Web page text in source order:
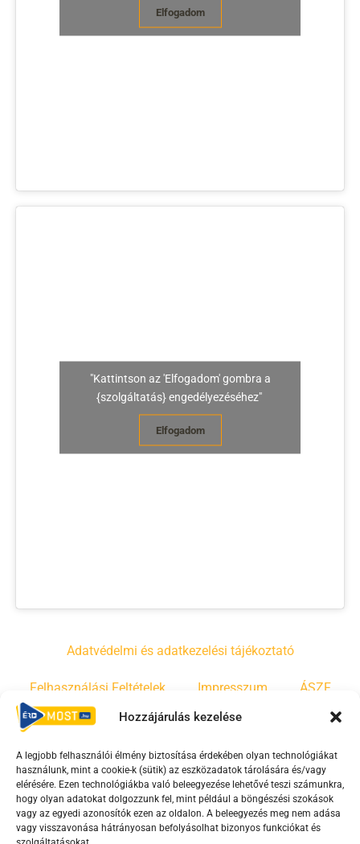
Hozzájárulás kezelése
A legjobb felhasználói élmény biztosítása érdekében olyan technológiákat
használunk, mint a cookie-k (sütik) az eszközadatok tárolására és/vagy
elérésére. Ezen technológiákba való beleegyezése lehetővé teszi számunkra,
hogy olyan adatokat dolgozzunk fel, mint például a böngészési szokások
vagy az egyedi azonosítók ezen az oldalon. A beleegyezés meg nem adása
vagy visszavonása hátrányosan befolyásolhat bizonyos funkciókat és
Elfogadom
"Kattintson az 'Elfogadom' gombra a
{szolgáltatás} engedélyezéséhez"
Elfogadom
Adatvédelmi és adatkezelési tájékoztató
Felhasználási Feltételek Impresszum ÁSZF
Irányelvek Moderálási szabályzat
F
a
c
Y
o
u
T
i
k